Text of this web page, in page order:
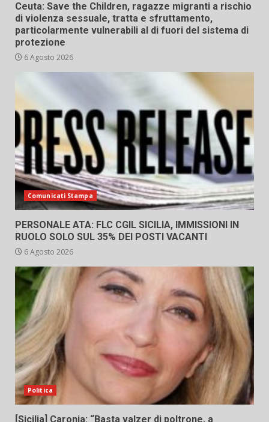
Ceuta: Save the Children, ragazze migranti a rischio
di violenza sessuale, tratta e sfruttamento,
particolarmente vulnerabili al di fuori del sistema di
protezione
6 Agosto 2026
Comunicati Stampa
PERSONALE ATA: FLC CGIL SICILIA, IMMISSIONI IN
RUOLO SOLO SUL 35% DEI POSTI VACANTI
6 Agosto 2026
Politica
[Sicilia] Caronia: “Basta valzer di poltrone, a